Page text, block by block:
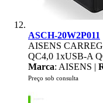
ASCH-20W2P011
AISENS
QC4,0 1xUSB-A
Marca: AISENS |
Preço sob consulta